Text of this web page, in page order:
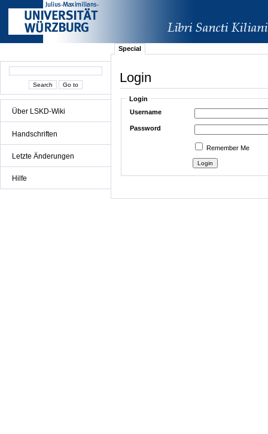
Über LSKD-Wiki
Handschriften
Letzte Änderungen
Hilfe
Special
Login
Login
Username
Password
Remember Me